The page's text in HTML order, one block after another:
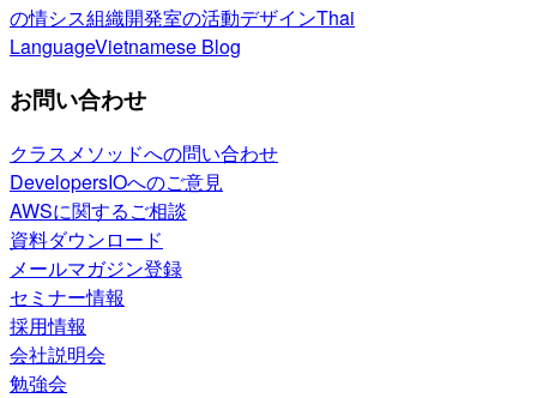
の情シス組織開発室の活動デザインThai
LanguageVietnamese Blog
お問い合わせ
クラスメソッドへの問い合わせ
DevelopersIOへのご意見
AWSに関するご相談
資料ダウンロード
メールマガジン登録
セミナー情報
採用情報
会社説明会
勉強会